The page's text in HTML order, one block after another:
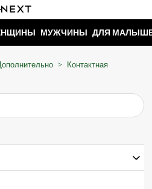
МУЖЧИНЫ ДЛЯ
Контактная